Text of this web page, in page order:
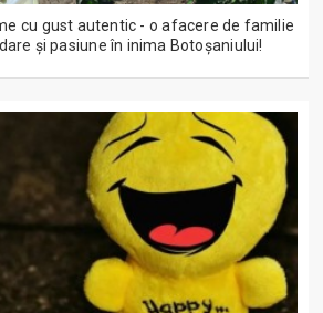
cu gust autentic - o afacere de familie
și pasiune în inima Botoșaniului!